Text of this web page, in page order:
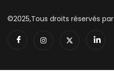
©2025,Tous droits réservés par